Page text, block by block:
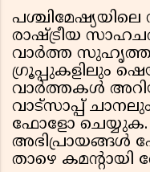
രാഷ്ട്രീയ
വാർത്ത
ഗ്രൂപ്പുകളിലും
വാർത്തകൾ
വാട്സാപ്പ്
ഫോളോ ചെയ്യുക.
അഭിപ്രായങ്ങൾ
താഴെ കമന്റായി